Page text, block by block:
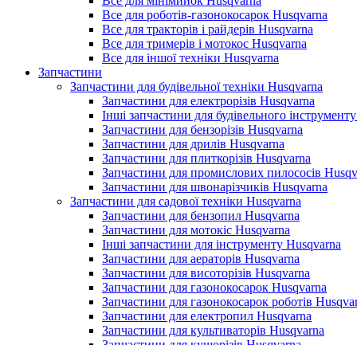
Все для роботів-газонокосарок Husqvarna
Все для тракторів і райдерів Husqvarna
Все для тримерів і мотокос Husqvarna
Все для іншої техніки Husqvarna
Запчастини
Запчастини для будівельної техніки Husqvarna
Запчастини для електрорізів Husqvarna
Інші запчастини для будівельного
Запчастини для бензорізів Husqvarna
Запчастини для дрилів Husqvarna
Запчастини для плиткорізів Husqvarna
Запчастини для промислових пилососів
Запчастини для швонарізчиків Husqvarna
Запчастини для садової техніки Husqvarna
Запчастини для бензопил Husqvarna
Запчастини для мотокіс Husqvarna
Інші запчастини для інструменту Husqvarna
Запчастини для аераторів Husqvarna
Запчастини для висоторізів Husqvarna
Запчастини для газонокосарок Husqvarna
Запчастини для газонокосарок роботів
Запчастини для електропил Husqvarna
Запчастини для культиваторів Husqvarna